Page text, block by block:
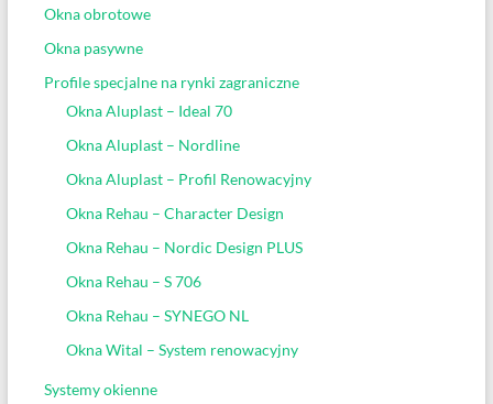
Okna obrotowe
Okna pasywne
Profile specjalne na rynki zagraniczne
Okna Aluplast – Ideal 70
Okna Aluplast – Nordline
Okna Aluplast – Profil Renowacyjny
Okna Rehau – Character Design
Okna Rehau – Nordic Design PLUS
Okna Rehau – S 706
Okna Rehau – SYNEGO NL
Okna Wital – System renowacyjny
Systemy okienne